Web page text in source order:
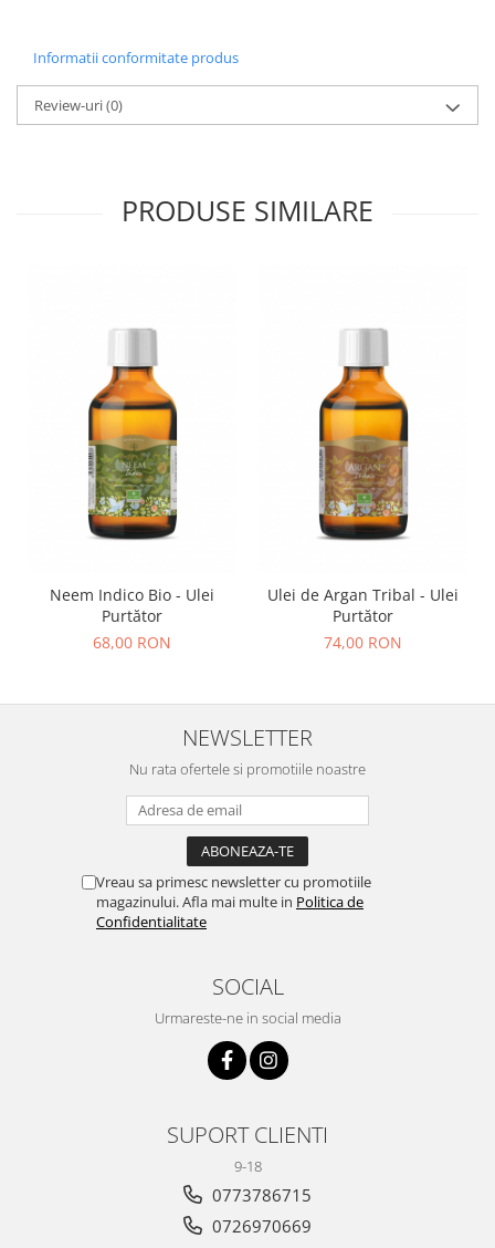
Informatii conformitate produs
Review-uri(0)
PRODUSE SIMILARE
Neem Indico Bio - Ulei
Purtător
68,00 RON
Ulei de Argan Tribal - Ulei
Purtător
74,00 RON
NEWSLETTER
Nu rata ofertele si promotiile noastre
Vreau sa primesc newsletter cu promotiile
magazinului. Afla mai multe in Politica de
Confidentialitate
SOCIAL
Urmareste-ne in social media
SUPORT CLIENTI
9-18
0773786715
0726970669